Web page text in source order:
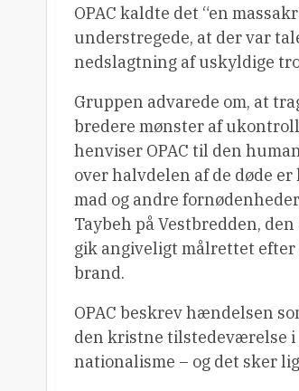
OPAC kaldte det “en
understregede, at der var
nedslagtning af uskyldige
Gruppen advarede om, at
bredere mønster af
henviser OPAC til den
over halvdelen af de døde
mad og andre
Taybeh på Vestbredden,
gik angiveligt målrettet
brand.
OPAC beskrev hændelsen
den kristne tilstedeværelse i
nationalisme – og det sker